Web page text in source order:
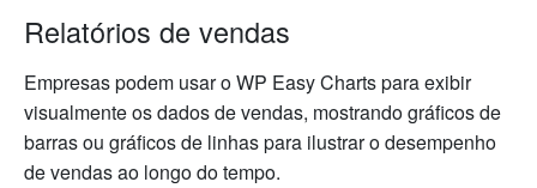
Relatórios de vendas
Empresas podem usar o WP Easy Charts para exibir
visualmente os dados de vendas, mostrando gráficos de
barras ou gráficos de linhas para ilustrar o desempenho
de vendas ao longo do tempo.